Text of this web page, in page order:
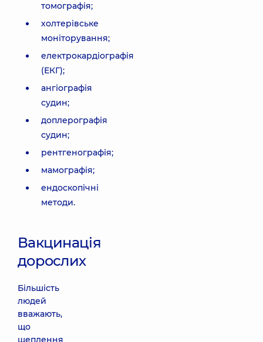
томографія;
холтерівське
моніторування;
електрокардіографія
(ЕКГ);
ангіографія
судин;
доплерографія
судин;
рентгенографія;
мамографія;
ендоскопічні
методи.
Вакцинація
дорослих
Більшість
людей
вважають,
що
щеплення